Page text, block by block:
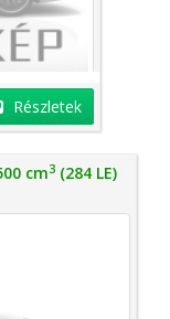
Részletek
cm3(284 LE)